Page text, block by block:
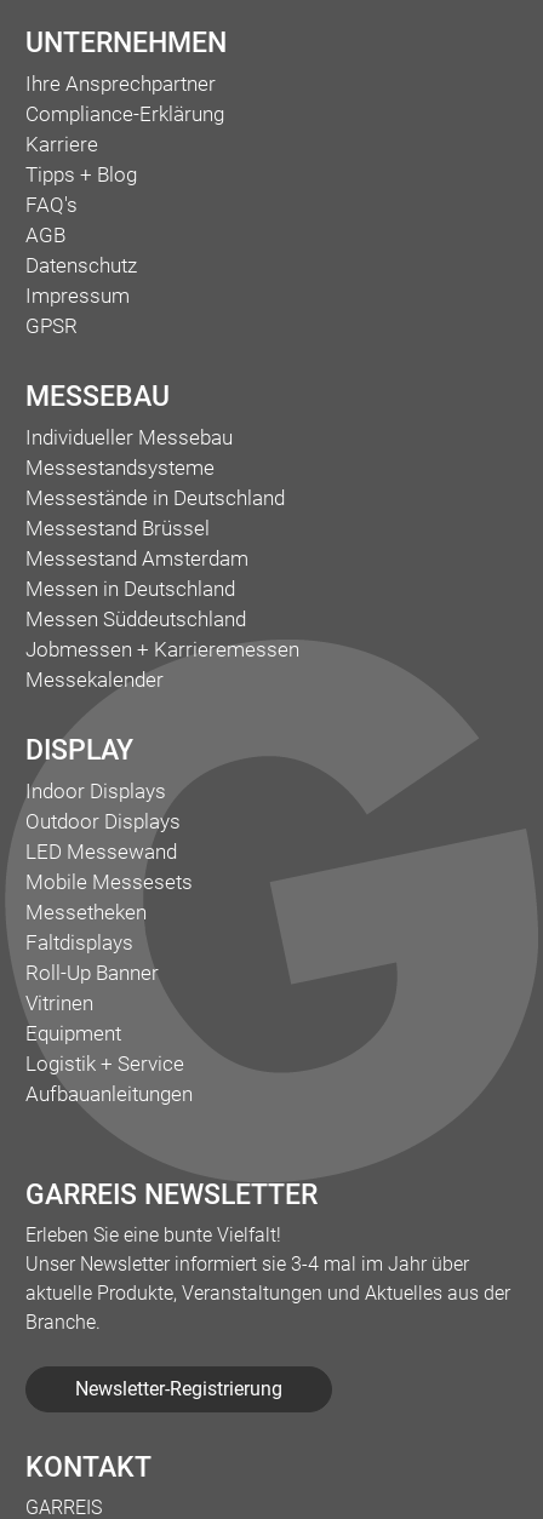
UNTERNEHMEN
Ihre Ansprechpartner
Compliance-Erklärung
Karriere
Tipps + Blog
FAQ's
AGB
Datenschutz
Impressum
GPSR
MESSEBAU
Individueller Messebau
Messestandsysteme
Messestände in Deutschland
Messestand Brüssel
Messestand Amsterdam
Messen in Deutschland
Messen Süddeutschland
Jobmessen + Karrieremessen
Messekalender
DISPLAY
Indoor Displays
Outdoor Displays
LED Messewand
Mobile Messesets
Messetheken
Faltdisplays
Roll-Up Banner
Vitrinen
Equipment
Logistik + Service
Aufbauanleitungen
GARREIS NEWSLETTER
Erleben Sie eine bunte Vielfalt!
Unser Newsletter informiert sie 3-4 mal im Jahr über
aktuelle Produkte, Veranstaltungen und Aktuelles aus der
Branche.
Newsletter-Registrierung
KONTAKT
GARREIS